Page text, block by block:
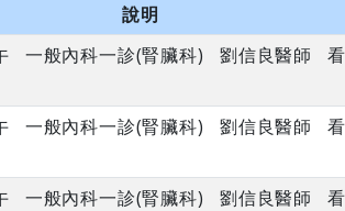
說明
一般內科一診(腎臟科) 劉信良醫師 看
一般內科一診(腎臟科) 劉信良醫師 看
一般內科一診(腎臟科) 劉信良醫師 看